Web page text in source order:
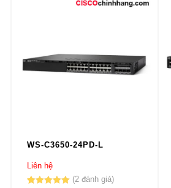
WS-C3650-24PD-L
Liên hệ
2